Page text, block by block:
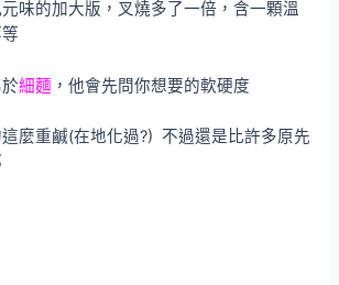
味的加大版，叉燒多了一倍，含一顆溫
細麵 ，他會先問你想要的軟硬度
麼重鹹(在地化過?) 不過還是比許多原先